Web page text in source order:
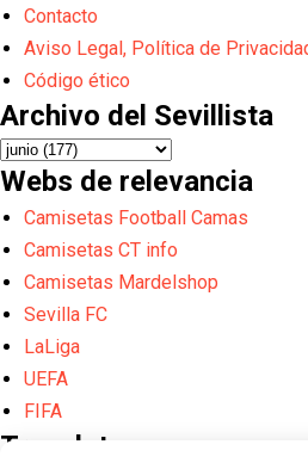
Contacto
Aviso Legal, Política de
Código ético
Archivo del Sevillista
Webs de relevancia
Camisetas Football Camas
Camisetas CT info
Camisetas Mardelshop
Sevilla FC
LaLiga
UEFA
FIFA
Translate